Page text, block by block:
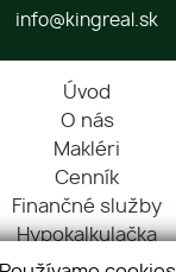
info@kingreal.sk
Úvod
O nás
Makléri
Cenník
Finančné služby
Hypokalkulačka
Blog